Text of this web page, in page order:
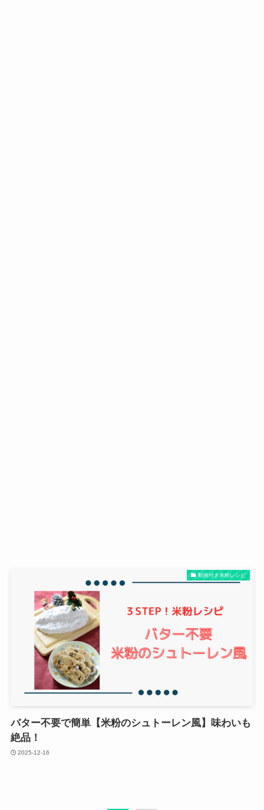
動画付き米粉レシピ
バター不要で簡単【米粉のシュトーレン風】味わいも
絶品！
2025-12-16